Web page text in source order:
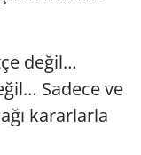
değil…
Sadece ve
kararlarla